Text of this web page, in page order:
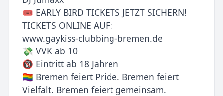
🎟️ EARLY BIRD TICKETS JETZT SICHERN!
TICKETS ONLINE AUF:
www.gaykiss-clubbing-bremen.de
💸 VVK ab 10
🔞 Eintritt ab 18 Jahren
🏳️‍🌈 Bremen feiert Pride. Bremen feiert
Vielfalt. Bremen feiert gemeinsam.